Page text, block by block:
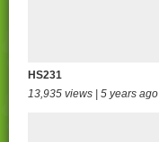
HS231
13,935 views | 5 years ago